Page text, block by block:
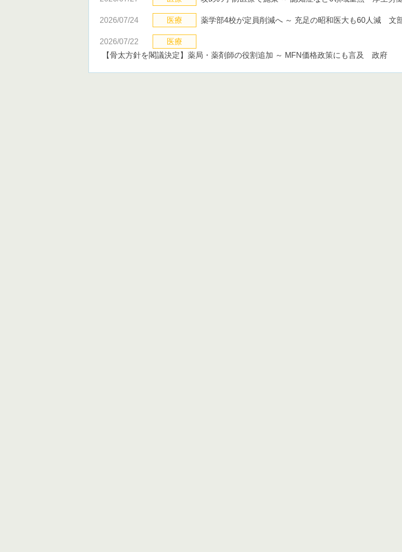
2026/07/24 医療 薬学部4校が定員削減へ ～ 充足の昭和医大も60人減 文
2026/07/22
医療
【骨太方針を閣議決定】薬局・薬剤師の役割追加 ～ MFN価格政策にも言及 政府